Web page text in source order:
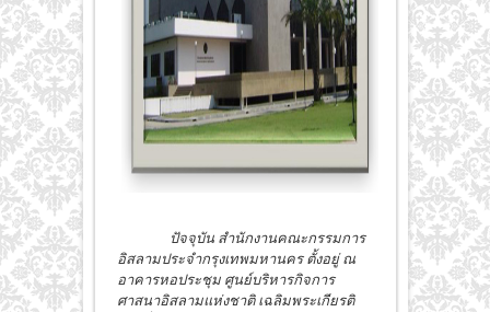
ปัจจุบัน สำนักงานคณะกรรมการ
อิสลามประจำกรุงเทพมหานคร ตั้งอยู่ ณ
อาคารหอประชุม ศูนย์บริหารกิจการ
ศาสนาอิสลามแห่งชาติ เฉลิมพระเกียรติ